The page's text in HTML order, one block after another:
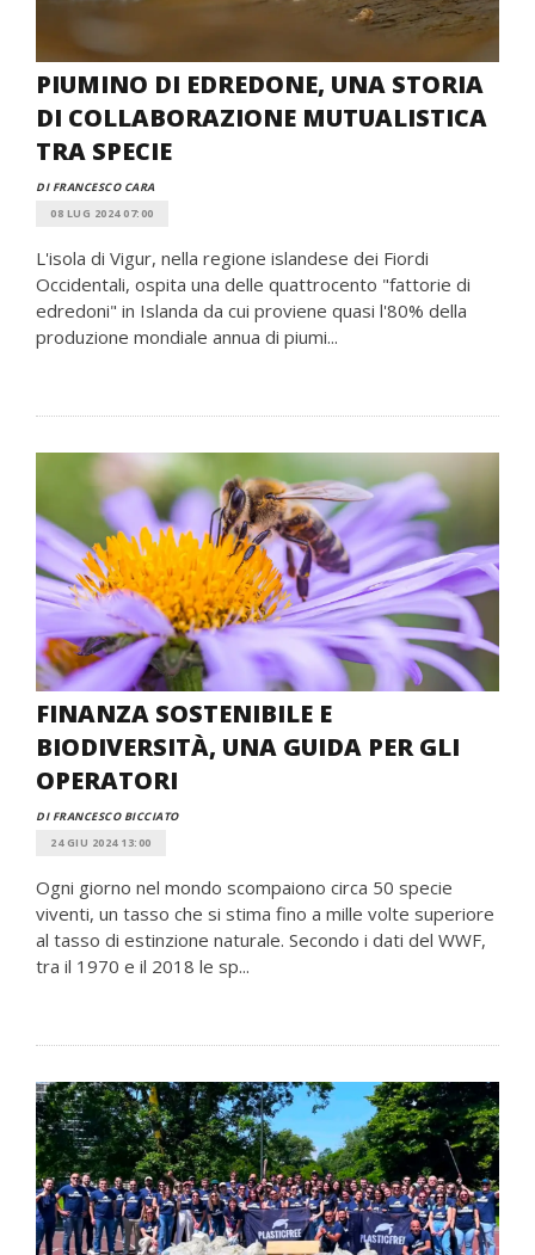
PIUMINO DI EDREDONE, UNA STORIA
DI COLLABORAZIONE MUTUALISTICA
TRA SPECIE
DI FRANCESCO CARA
08 LUG 2024 07:00
L'isola di Vigur, nella regione islandese dei Fiordi
Occidentali, ospita una delle quattrocento "fattorie di
edredoni" in Islanda da cui proviene quasi l'80% della
produzione mondiale annua di piumi...
FINANZA SOSTENIBILE E
BIODIVERSITÀ, UNA GUIDA PER GLI
OPERATORI
DI FRANCESCO BICCIATO
24 GIU 2024 13:00
Ogni giorno nel mondo scompaiono circa 50 specie
viventi, un tasso che si stima fino a mille volte superiore
al tasso di estinzione naturale. Secondo i dati del WWF,
tra il 1970 e il 2018 le sp...